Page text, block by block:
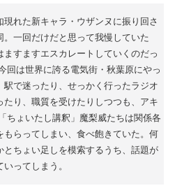
現れた新キャラ・ウザンヌに振り回さ
。一回だけだと思って我慢していた
ますますエスカレートしていくのだっ
回は世界に誇る電気街・秋葉原にやっ
駅で迷ったり、せっかく行ったラジオ
たり、職質を受けたりしつつも、アキ
ちょいたし講釈」魔梨威たちは関係各
もらってしまい、食べ飽きていた。何
とちょい足しを模索するうち、話題が
ってしまう。